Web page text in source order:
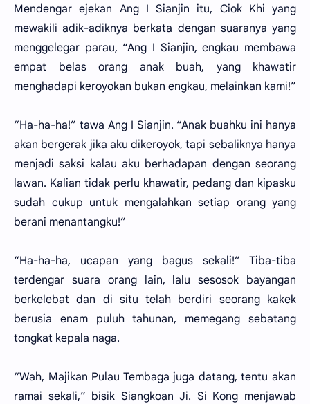
Mendengar ejekan Ang I Sianjin itu, Ciok Khi yang
mewakili adik-adiknya berkata dengan suaranya yang
menggelegar parau, “Ang I Sianjin, engkau membawa
empat belas orang anak buah, yang khawatir
menghadapi keroyokan bukan engkau, melainkan kami!”
“Ha-ha-ha!” tawa Ang I Sianjin. “Anak buahku ini hanya
akan bergerak jika aku dikeroyok, tapi sebaliknya hanya
menjadi saksi kalau aku berhadapan dengan seorang
lawan. Kalian tidak perlu khawatir, pedang dan kipasku
sudah cukup untuk mengalahkan setiap orang yang
berani menantangku!”
“Ha-ha-ha, ucapan yang bagus sekali!” Tiba-tiba
terdengar suara orang lain, lalu sesosok bayangan
berkelebat dan di situ telah berdiri seorang kakek
berusia enam puluh tahunan, memegang sebatang
tongkat kepala naga.
“Wah, Majikan Pulau Tembaga juga datang, tentu akan
ramai sekali,” bisik Siangkoan Ji. Si Kong menjawab